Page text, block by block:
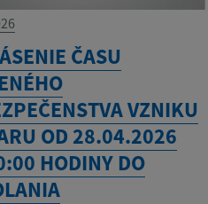
ČASU
VZNIKU
OD 28.04.2026
HODINY DO